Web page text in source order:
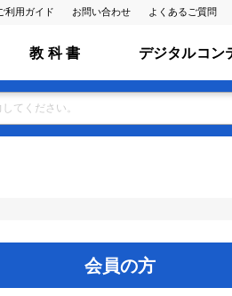
利用ガイド お問い合わせ よくあるご質問
教 科 書 デジタルコン
会員の方